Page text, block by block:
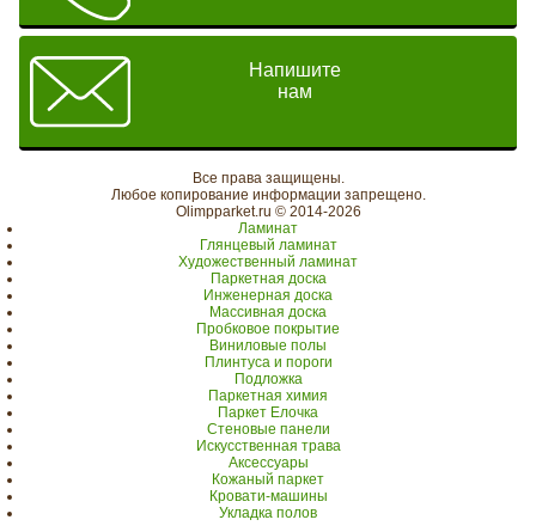
Напишите
нам
Все права защищены.
Любое копирование информации запрещено.
Olimpparket.ru © 2014-2026
Ламинат
Глянцевый ламинат
Художественный ламинат
Паркетная доска
Инженерная доска
Массивная доска
Пробковое покрытие
Виниловые полы
Плинтуса и пороги
Подложка
Паркетная химия
Паркет Елочка
Стеновые панели
Искусственная трава
Аксессуары
Кожаный паркет
Кровати-машины
Укладка полов